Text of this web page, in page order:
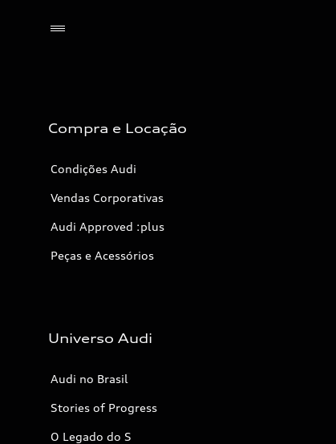
Compra e Locação
Condições Audi
Vendas Corporativas
Audi Approved :plus
Peças e Acessórios
Universo Audi
Audi no Brasil
Stories of Progress
O Legado do S